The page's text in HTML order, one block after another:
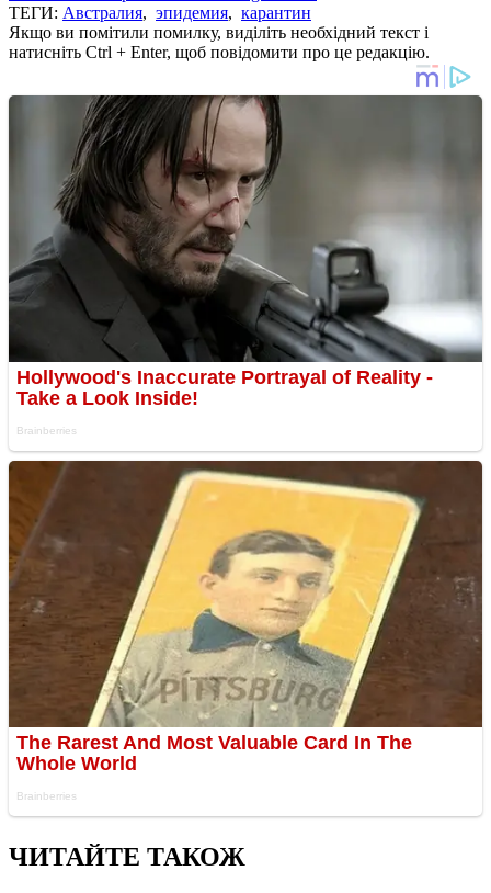
ТЕГИ: Австралия, эпидемия, карантин
Якщо ви помітили помилку, виділіть необхідний текст і
натисніть Ctrl + Enter, щоб повідомити про це редакцію.
ЧИТАЙТЕ ТАКОЖ